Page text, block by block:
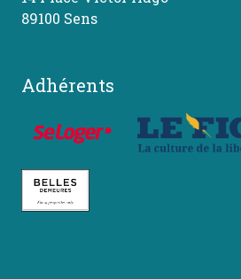
89100 Sens
Adhérents